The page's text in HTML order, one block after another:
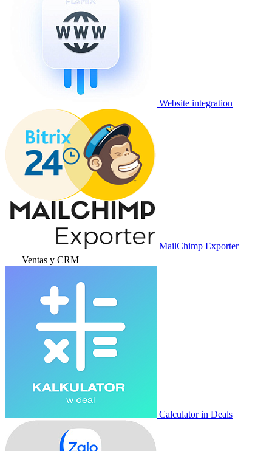
Website integration
MailChimp Exporter
Ventas y CRM
Calculator in Deals